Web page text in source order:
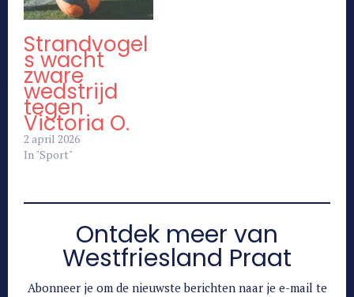
Strandvogel
s wacht
zware
wedstrijd
tegen
Victoria O.
2 april 2026
In "Sport"
Ontdek meer van
Westfriesland Praat
Abonneer je om de nieuwste berichten naar je e-mail te